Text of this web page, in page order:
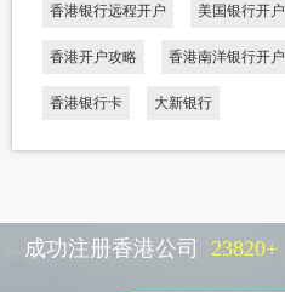
香港银行远程开户 美国银行开户
香港开户攻略 香港南洋银行开户
香港银行卡 大新银行
成功注册香港公司 23820+